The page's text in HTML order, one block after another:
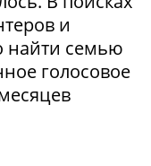
и
найти семью
голосовое